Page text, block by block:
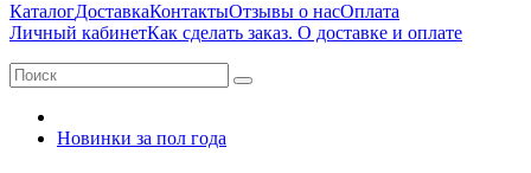
КаталогДоставкаКонтактыОтзывы о насОплата
Личный кабинетКак сделать заказ. О доставке и оплате
Новинки за пол года